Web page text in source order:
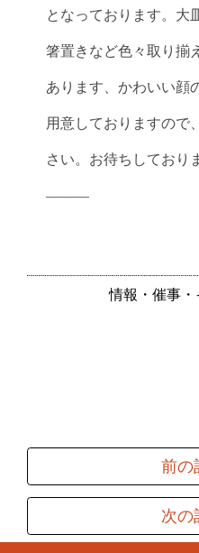
となっております。大
箸置きなど色々取り揃
あります、かわいい顔
用意しておりますので
さい。お待ちしており
———
情報・催事・
前の
次の